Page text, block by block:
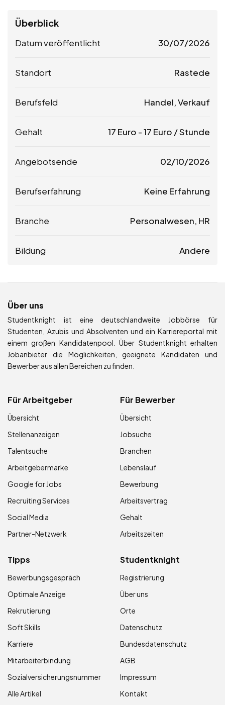
Überblick
Datum veröffentlicht 30/07/2026
Standort Rastede
Berufsfeld Handel, Verkauf
Gehalt 17 Euro -17 Euro / Stunde
Angebotsende 02/10/2026
Berufserfahrung Keine Erfahrung
Branche Personalwesen, HR
Bildung Andere
Über uns
Studentknight ist eine deutschlandweite Jobbörse für
Studenten, Azubis und Absolventen und ein Karriereportal mit
einem großen Kandidatenpool. Über Studentknight erhalten
Jobanbieter die Möglichkeiten, geeignete Kandidaten und
Bewerber aus allen Bereichen zu finden.
Für Arbeitgeber
Übersicht
Stellenanzeigen
Talentsuche
Arbeitgebermarke
Google for Jobs
Recruiting Services
Social Media
Partner-Netzwerk
Für Bewerber
Übersicht
Jobsuche
Branchen
Lebenslauf
Bewerbung
Arbeitsvertrag
Gehalt
Arbeitszeiten
Tipps
Bewerbungsgespräch
Optimale Anzeige
Rekrutierung
Soft Skills
Karriere
Mitarbeiterbindung
Sozialversicherungsnummer
Alle Artikel
Studentknight
Registrierung
Über uns
Orte
Datenschutz
Bundesdatenschutz
AGB
Impressum
Kontakt